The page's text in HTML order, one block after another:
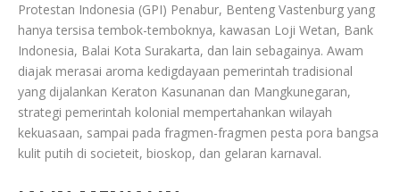
Protestan Indonesia (GPI) Penabur, Benteng Vastenburg yang
hanya tersisa tembok-temboknya, kawasan Loji Wetan, Bank
Indonesia, Balai Kota Surakarta, dan lain sebagainya. Awam
diajak merasai aroma kedigdayaan pemerintah tradisional
yang dijalankan Keraton Kasunanan dan Mangkunegaran,
strategi pemerintah kolonial mempertahankan wilayah
kekuasaan, sampai pada fragmen-fragmen pesta pora bangsa
kulit putih di societeit, bioskop, dan gelaran karnaval.